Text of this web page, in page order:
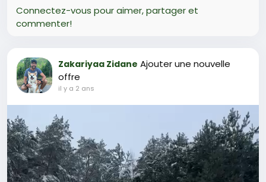
Connectez-vous pour aimer, partager et
commenter!
Zakariyaa Zidane Ajouter une nouvelle
offre
il y a 2 ans